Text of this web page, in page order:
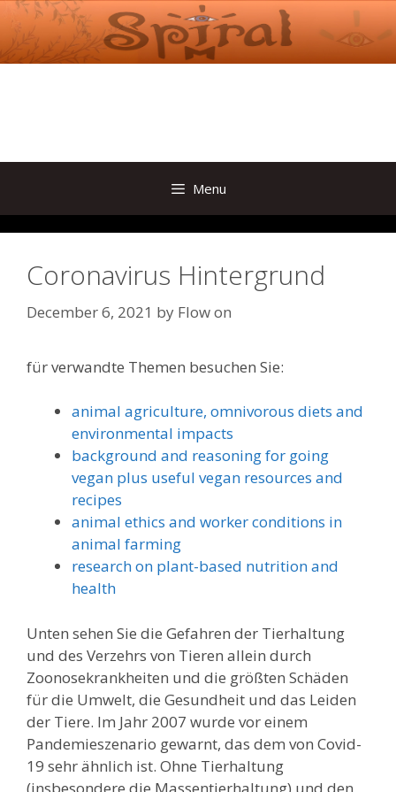
Skip
to
content
Menu
Coronavirus Hintergrund
December 6, 2021 by Flow on
für verwandte Themen besuchen Sie:
animal agriculture, omnivorous diets and
environmental impacts
background and reasoning for going
vegan plus useful vegan resources and
recipes
animal ethics and worker conditions in
animal farming
research on plant-based nutrition and
health
Unten sehen Sie die Gefahren der Tierhaltung
und des Verzehrs von Tieren allein durch
Zoonosekrankheiten und die größten Schäden
für die Umwelt, die Gesundheit und das Leiden
der Tiere. Im Jahr 2007 wurde vor einem
Pandemieszenario gewarnt, das dem von Covid-
19 sehr ähnlich ist. Ohne Tierhaltung
(insbesondere die Massentierhaltung) und den